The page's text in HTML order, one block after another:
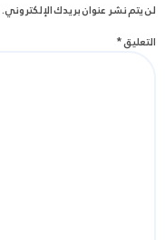
لن يتم نشر عنوان بريدك الإلكتروني.
التعليق*